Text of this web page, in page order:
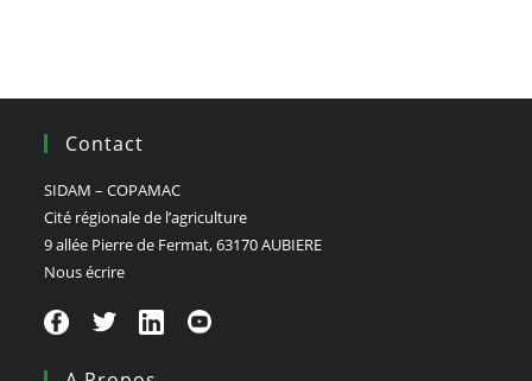
Contact
SIDAM – COPAMAC
Cité régionale de l’agriculture
9 allée Pierre de Fermat, 63170 AUBIERE
Nous écrire